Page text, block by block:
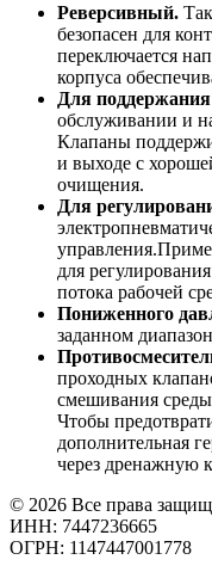
Реверсивный.
безопасен для
переключается
корпуса
Для
обслуживании и
Клапаны
и выходе с
очищения.
Для
для
потока рабочей
Пониженного
заданном
проходных
смешивания
Чтобы
дополнительная
через дренажную
© 2026 Все права
ИНН: 7447236665
ОГРН: 1147447001778